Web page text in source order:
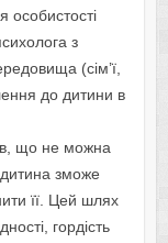
особистості
з
(сім’ї,
до дитини в
що не можна
зможе
її. Цей шлях
гордість